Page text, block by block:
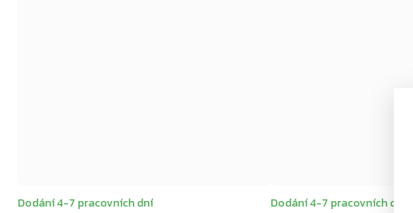
Dodání 4-7 pracovních dní Dodání 4-7 pracovních dní